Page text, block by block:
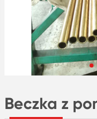
Beczka z